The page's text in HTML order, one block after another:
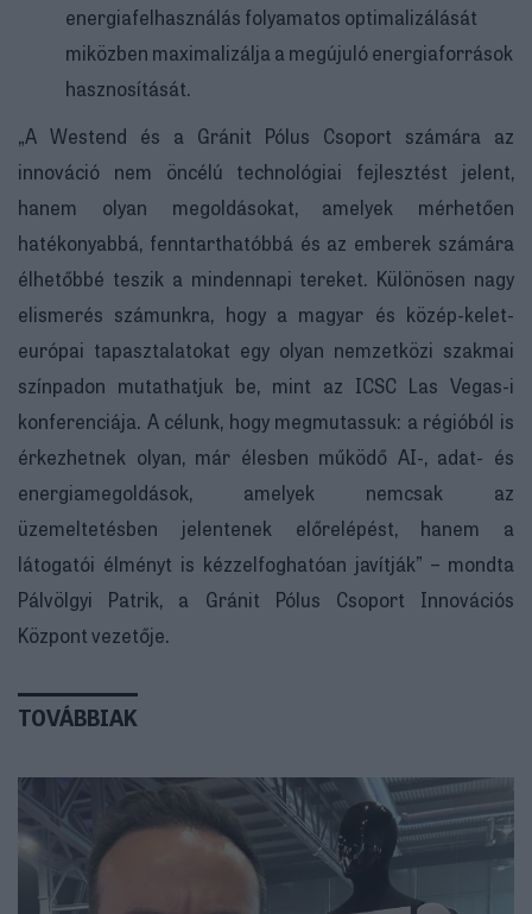
energiafelhasználás folyamatos optimalizálását
miközben maximalizálja a megújuló energiaforrások
hasznosítását.
„A Westend és a Gránit Pólus Csoport számára az
innováció nem öncélú technológiai fejlesztést jelent,
hanem olyan megoldásokat, amelyek mérhetően
hatékonyabbá, fenntarthatóbbá és az emberek számára
élhetőbbé teszik a mindennapi tereket. Különösen nagy
elismerés számunkra, hogy a magyar és közép-kelet-
európai tapasztalatokat egy olyan nemzetközi szakmai
színpadon mutathatjuk be, mint az ICSC Las Vegas-i
konferenciája. A célunk, hogy megmutassuk: a régióból is
érkezhetnek olyan, már élesben működő AI-, adat- és
energiamegoldások, amelyek nemcsak az
üzemeltetésben jelentenek előrelépést, hanem a
látogatói élményt is kézzelfoghatóan javítják” – mondta
Pálvölgyi Patrik, a Gránit Pólus Csoport Innovációs
Központ vezetője.
TOVÁBBIAK